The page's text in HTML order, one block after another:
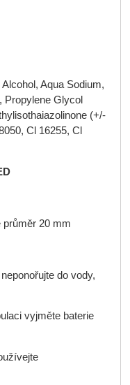
Aqua Sodium,
Propylene Glycol
(+/-
Cl 16255, Cl
průměr 20 mm
do vody,
baterie